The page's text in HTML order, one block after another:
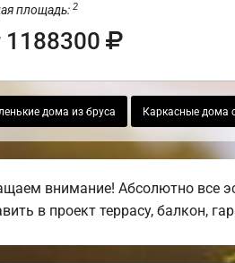
площадь: 2
1188300
дома из бруса Каркасные дома
внимание! Абсолютно все
в проект террасу, балкон,